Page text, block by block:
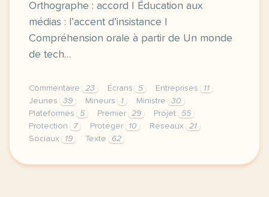
Orthographe : accord | Éducation aux
médias : l’accent d’insistance |
Compréhension orale à partir de Un monde
de tech…
Commentaire 23 Écrans 5 Entreprises
11
Jeunes
39 Mineurs 1 Ministre
30
Plateformes
5 Premier 29 Projet
55
Protection
7 Protéger 10 Réseaux
21
Sociaux
19 Texte 62
exercice c1 c2 interdire les reseaux sociaux aux